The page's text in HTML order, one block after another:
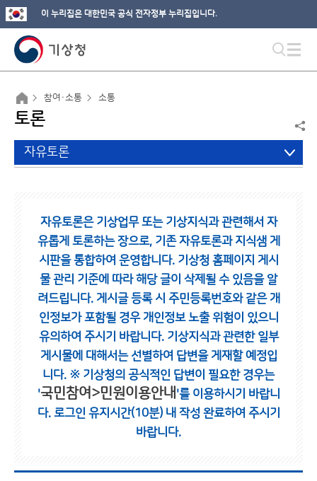
이 누리집은 대한민국 공식 전자정부 누리집입니다.
참여·소통 소통
토론
자유토론
자유토론은 기상업무 또는 기상지식과 관련해서 자
유롭게 토론하는 장으로, 기존 자유토론과 지식샘 게
시판을 통합하여 운영합니다. 기상청 홈페이지 게시
물 관리 기준에 따라 해당 글이 삭제될 수 있음을 알
려드립니다. 게시글 등록 시 주민등록번호와 같은 개
인정보가 포함될 경우 개인정보 노출 위험이 있으니
유의하여 주시기 바랍니다. 기상지식과 관련한 일부
게시물에 대해서는 선별하여 답변을 게재할 예정입
니다. ※ 기상청의 공식적인 답변이 필요한 경우는
'국민참여>민원이용안내 '를 이용하시기 바랍니
다. 로그인 유지시간(10분) 내 작성 완료하여 주시기
바랍니다.